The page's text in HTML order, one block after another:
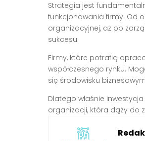
Strategia jest
funkcjonowania firmy. Od
organizacyjnej, aż po
sukcesu.
Firmy, które potrafią
współczesnego rynku.
się środowisku
Dlatego właśnie
organizacji, która dąży do